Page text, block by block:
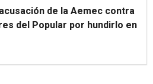
de la Aemec contra
del Popular por hundirlo en